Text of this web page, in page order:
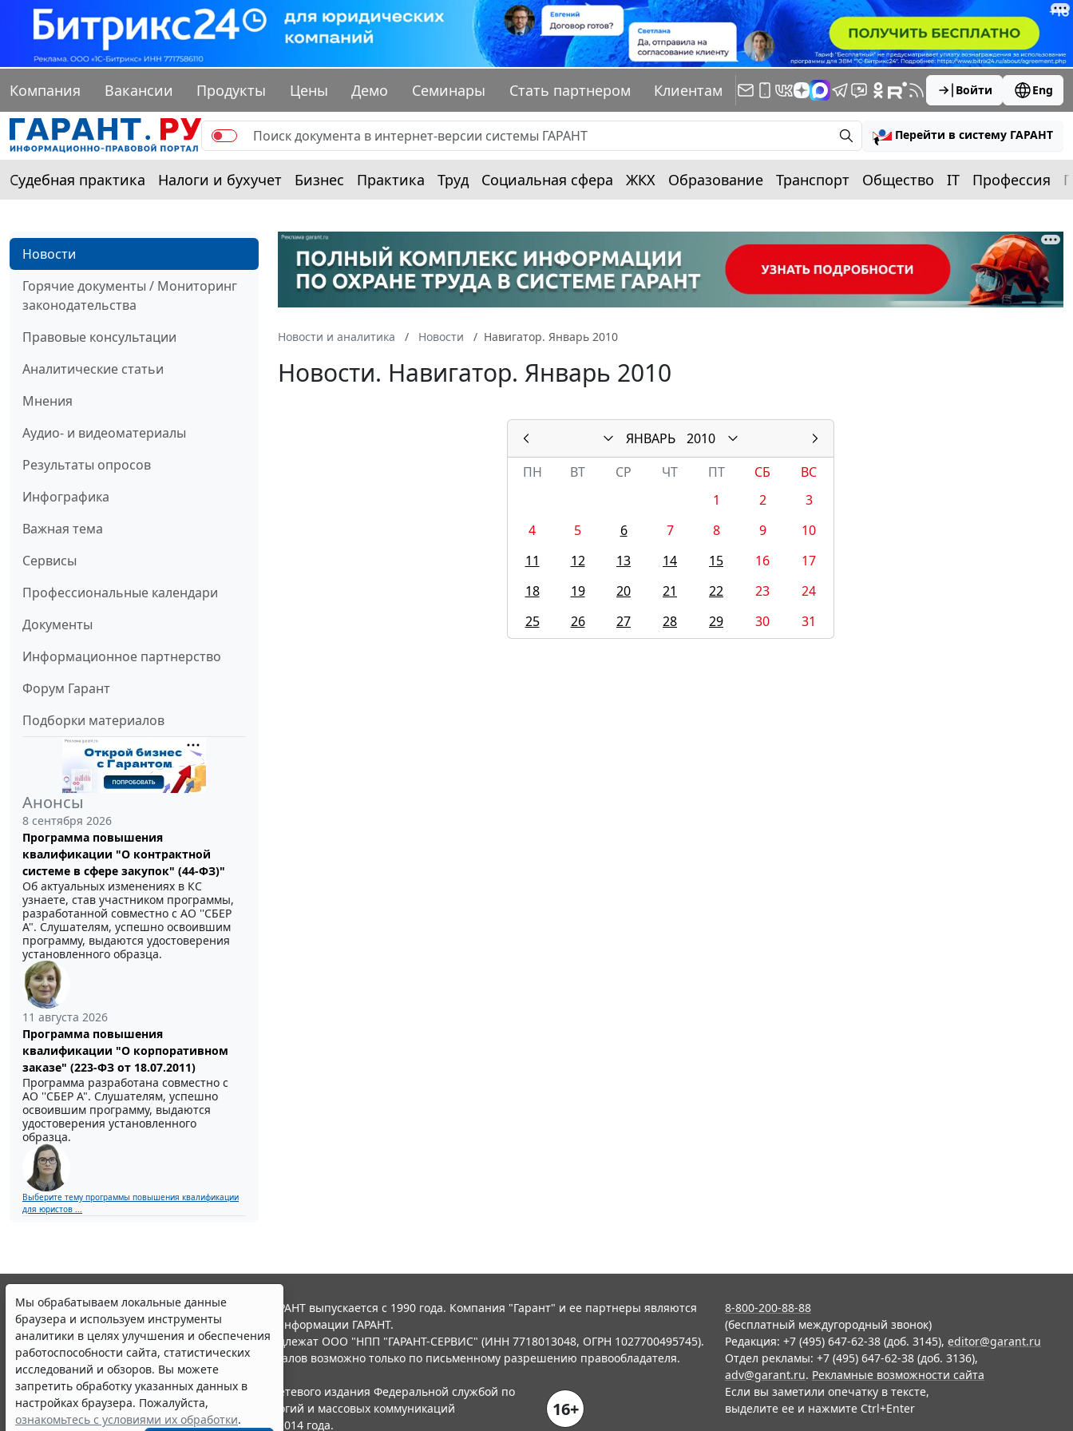
Компания Вакансии Продукты Цены Демо Семинары Стать партнером Клиентам Войти Eng
Перейти в систему ГАРАНТ
Судебная практика Налоги и бухучет Бизнес Практика Труд Социальная сфера ЖКХ Образование Транспорт Общество IT Профессия
Новости
Горячие документы / Мониторинг
законодательства
Правовые консультации
Аналитические статьи
Мнения
Аудио- и видеоматериалы
Результаты опросов
Инфографика
Важная тема
Сервисы
Профессиональные календари
Документы
Информационное партнерство
Форум Гарант
Подборки материалов
Анонсы
8 сентября 2026
Программа повышения
квалификации "О контрактной
системе в сфере закупок" (44-ФЗ)"
Об актуальных изменениях в КС
узнаете, став участником программы,
разработанной совместно с АО ''СБЕР
А". Слушателям, успешно освоившим
программу, выдаются удостоверения
установленного образца.
11 августа 2026
Программа повышения
квалификации "О корпоративном
заказе" (223-ФЗ от 18.07.2011)
Программа разработана совместно с
АО ''СБЕР А". Слушателям, успешно
освоившим программу, выдаются
удостоверения установленного
образца.
Выберите тему программы повышения квалификации
для юристов ...
Новости и аналитика Новости Навигатор. Январь 2010
Новости. Навигатор. Январь 2010
ЯНВАРЬ
2010
ПН
ВТ СР ЧТ ПТ СБ
ВС
1
2
3
4
5 6 7 8 9
10
11
12 13 14 15 16
17
18
19 20 21 22 23
24
25
26 27 28 29 30 31
Мы обрабатываем локальные данные
браузера и используем инструменты
аналитики в целях улучшения и обеспечения
работоспособности сайта, статистических
исследований и обзоров. Вы можете
запретить обработку указанных данных в
настройках браузера. Пожалуйста,
ознакомьтесь с условиями их обработки.
© ООО "НПП "ГАРАНТ-СЕРВИС", 2026. Система ГАРАНТ выпускается с 1990 года. Компания "Гарант" и ее партнеры являются
участниками Российской ассоциации правовой информации ГАРАНТ.
Все права на материалы сайта ГАРАНТ.РУ принадлежат ООО "НПП "ГАРАНТ-СЕРВИС" (ИНН 7718013048, ОГРН 1027700495745).
Полное или частичное воспроизведение материалов возможно только по письменному разрешению правообладателя.
Правила использования портала.
Портал ГАРАНТ.РУ зарегистрирован в качестве сетевого издания Федеральной службой по
надзору в сфере связи,информационных технологий и массовых коммуникаций
(Роскомнадзором), Эл № ФС77-58365 от 18 июня 2014 года.
16+
8-800-200-88-88
(бесплатный междугородный звонок)
Редакция: +7 (495) 647-62-38 (доб. 3145), editor@garant.ru
Отдел рекламы: +7 (495) 647-62-38 (доб. 3136),
adv@garant.ru. Рекламные возможности сайта
Если вы заметили опечатку в тексте,
выделите ее и нажмите Ctrl+Enter